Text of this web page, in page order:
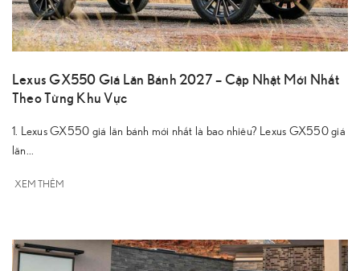
Lexus GX550 Giá Lăn Bánh 2027 – Cập Nhật Mới Nhất
Theo Từng Khu Vực
1. Lexus GX550 giá lăn bánh mới nhất là bao nhiêu? Lexus GX550 giá
lăn...
XEM THÊM